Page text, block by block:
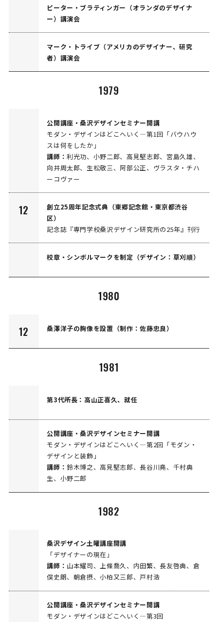
ピーター・ブラティンガー（オランダのデザイナ
ー）講演会
マーク・トライブ（アメリカのデザイナー、研究
者）講演会
1979
公開講座・桑沢デザインセミナー開講
モダン・デザインはどこへいく―第1回「バウハウ
スは何をしたか」
講師：利光功、小野二郎、高見堅志郎、宮島久雄、
向井周太郎、生松敬三、阿部公正、ヴラスタ・チハ
ーコヴァー
12
創立25周年記念式典（東郷記念館・東京都渋谷
区）
記念誌『専門学校桑沢デザイン研究所の25年』刊行
校章・シンボルマークを制定（デザイン：草刈順）
1980
12 桑澤洋子の胸像を設置（制作：佐藤忠良）
1981
第3代所長：高山正喜久、就任
公開講座・桑沢デザインセミナー開講
モダン・デザインはどこへいく―第2回「モダン・
デザインと装飾」
講師：鈴木博之、高見堅志郎、長谷川堯、千村典
生、小野二郎
1982
桑沢デザイン土曜講座開講
「デザイナーの現在」
講師： 山本耀司、上條喬久、内田繁、長友啓典、倉
俣史朗、朝倉摂、小柏又三郎、戸村浩
公開講座・桑沢デザインセミナー開講
モダン・デザインはどこへいく―第3回